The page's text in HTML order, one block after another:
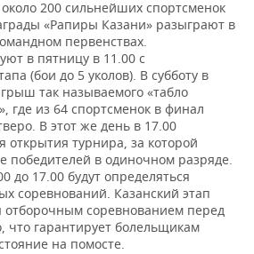
200 сильнейших спортсменок
«Рапиры Казани» разыграют в
первенствах.
в пятницу в 11.00 с
(бои до 5 уколов). В субботу в
так называемого «табло
где из 64 спортсменок в финал
В этот же день в 17.00
открытия турнира, за которой
победителей в одиночном разряде.
до 17.00 будут определяться
соревнований. Казанский этап
отборочным соревнованием перед
что гарантирует болельщикам
на помосте.